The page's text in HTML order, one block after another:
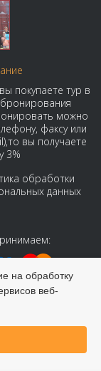
покупаете тур в
можно
факсу или
вы получаете
3%
обработки
данных
на обработку
веб-